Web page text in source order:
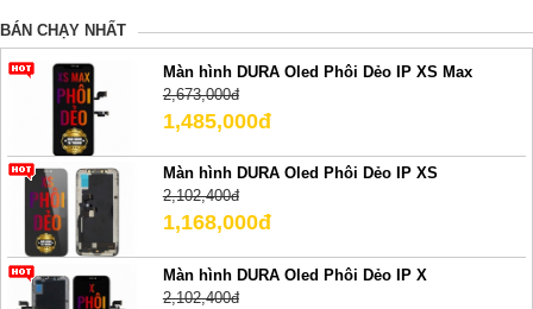
BÁN CHẠY NHẤT
Màn hình DURA Oled Phôi Dẻo IP XS Max
2,673,000đ
1,485,000đ
Màn hình DURA Oled Phôi Dẻo IP XS
2,102,400đ
1,168,000đ
Màn hình DURA Oled Phôi Dẻo IP X
2,102,400đ